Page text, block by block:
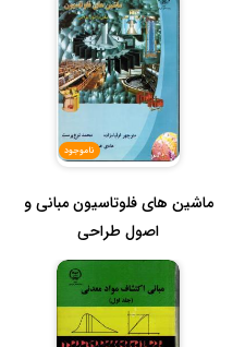
ناموجود
ماشین های فلوتاسیون مبانی و
اصول طراحی